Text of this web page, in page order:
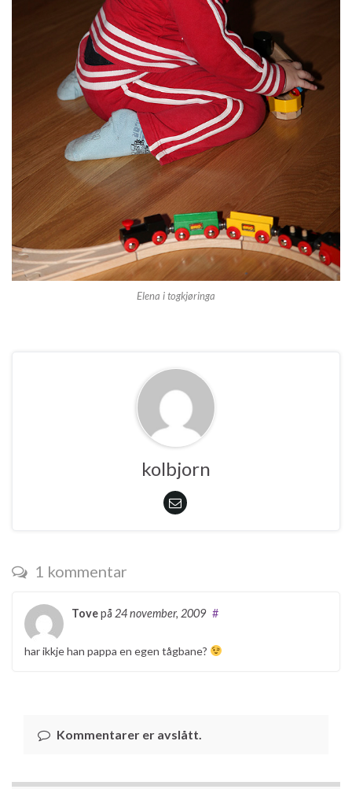
Elena i togkjøringa
kolbjorn
1 kommentar
Tovepå 24 november, 2009 #
har ikkje han pappa en egen tågbane?
Kommentarer er avslått.